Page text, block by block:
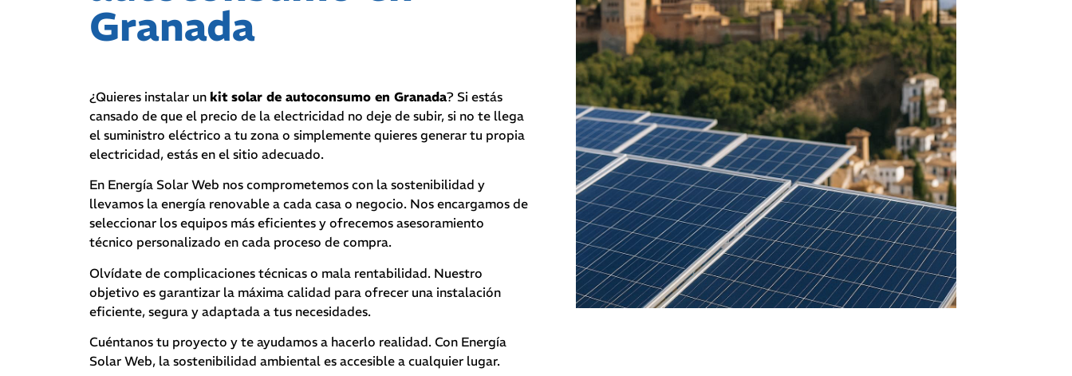
Granada
¿Quieres instalar un kit solar de autoconsumo en Granada? Si estás
cansado de que el precio de la electricidad no deje de subir, si no te llega
el suministro eléctrico a tu zona o simplemente quieres generar tu propia
electricidad, estás en el sitio adecuado.
En Energía Solar Web nos comprometemos con la sostenibilidad y
llevamos la energía renovable a cada casa o negocio. Nos encargamos de
seleccionar los equipos más eficientes y ofrecemos asesoramiento
técnico personalizado en cada proceso de compra.
Olvídate de complicaciones técnicas o mala rentabilidad. Nuestro
objetivo es garantizar la máxima calidad para ofrecer una instalación
eficiente, segura y adaptada a tus necesidades.
Cuéntanos tu proyecto y te ayudamos a hacerlo realidad. Con Energía
Solar Web, la sostenibilidad ambiental es accesible a cualquier lugar.